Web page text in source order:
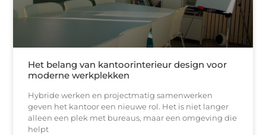
Het belang van kantoorinterieur design voor
moderne werkplekken
Hybride werken en projectmatig samenwerken
geven het kantoor een nieuwe rol. Het is niet langer
alleen een plek met bureaus, maar een omgeving die
helpt